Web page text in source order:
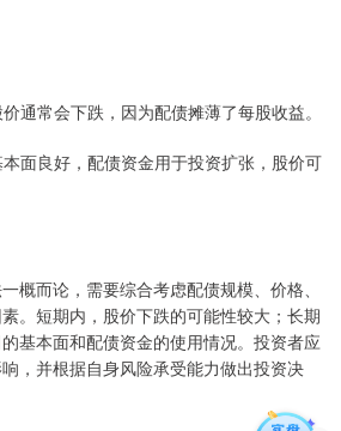
通常会下跌，因为配债摊薄了每股收益。
面良好，配债资金用于投资扩张，股价可
概而论，需要综合考虑配债规模、价格、
。短期内，股价下跌的可能性较大；长期
基本面和配债资金的使用情况。投资者应
，并根据自身风险承受能力做出投资决